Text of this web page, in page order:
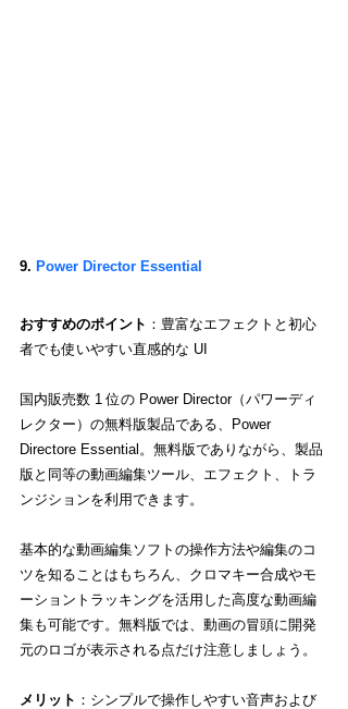
9. Power Director Essential
おすすめのポイント ：豊富なエフェクトと初心
者でも使いやすい直感的な UI
国内販売数 1 位の Power Director（パワーディ
レクター）の無料版製品である、Power
Directore Essential。無料版でありながら、製品
版と同等の動画編集ツール、エフェクト、トラ
ンジションを利用できます。
基本的な動画編集ソフトの操作方法や編集のコ
ツを知ることはもちろん、クロマキー合成やモ
ーショントラッキングを活用した高度な動画編
集も可能です。無料版では、動画の冒頭に開発
元のロゴが表示される点だけ注意しましょう。
メリット ：シンプルで操作しやすい音声および